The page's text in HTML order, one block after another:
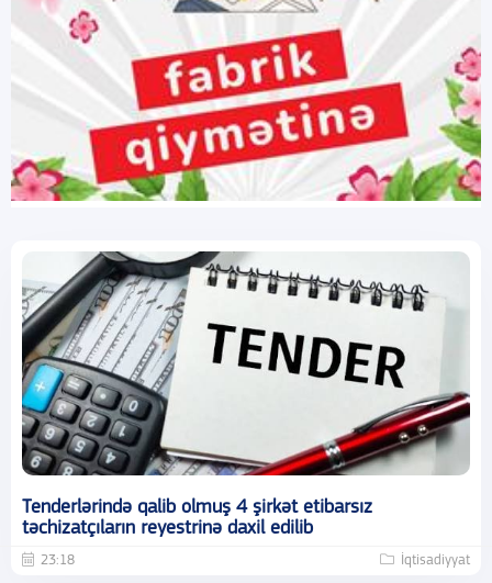
Tenderlərində qalib olmuş 4 şirkət etibarsız
təchizatçıların reyestrinə daxil edilib
23:18 İqtisadiyyat